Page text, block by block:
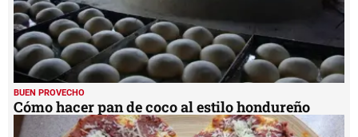
BUEN PROVECHO
Cómo hacer pan de coco al estilo hondureño